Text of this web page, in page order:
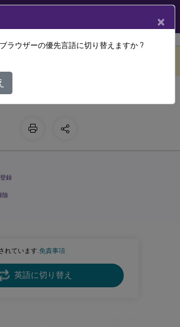
ンス 11.17.2 ビルド 52100
れています.免責事項
英語に切り替え
スサーバーの登録と登
録
除
×
ラウザーの優先言語に切り替えますか ?